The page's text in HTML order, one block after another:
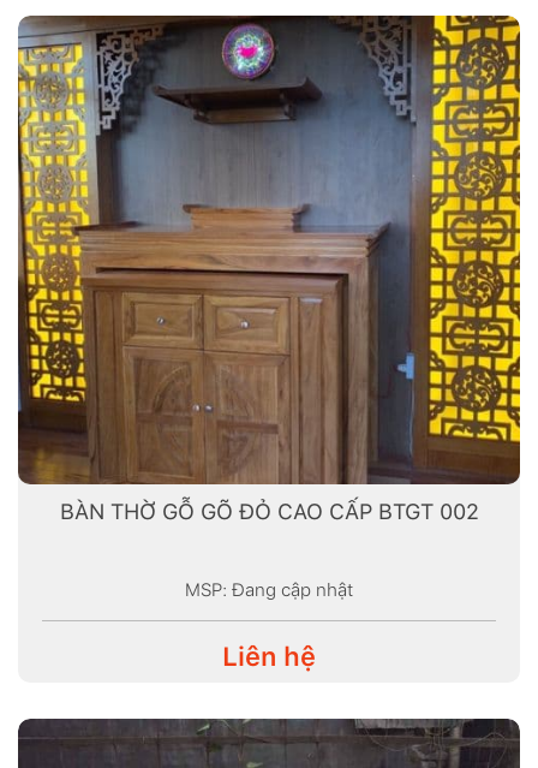
BÀN THỜ GỖ GÕ ĐỎ CAO CẤP BTGT 002
MSP: Đang cập nhật
Liên hệ